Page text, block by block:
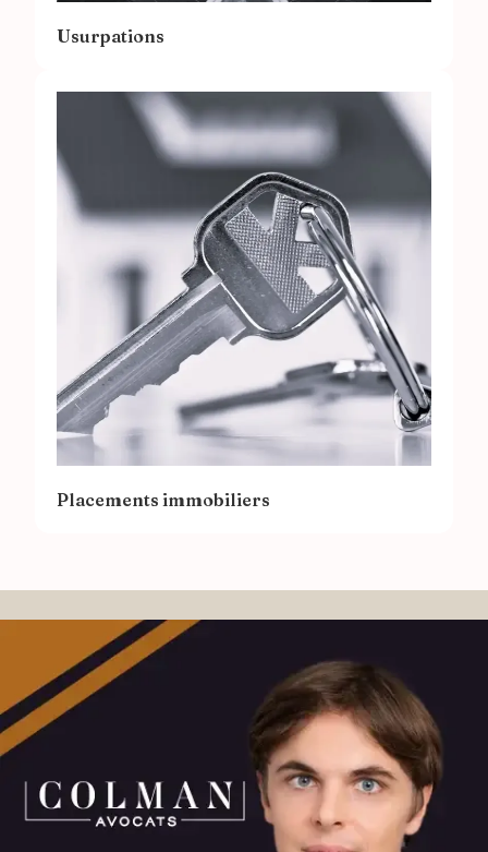
Usurpations
Placements immobiliers